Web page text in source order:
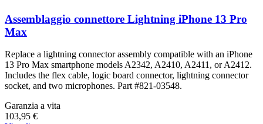
Assemblaggio connettore Lightning iPhone 13 Pro
Max
Replace a lightning connector assembly compatible with an iPhone
13 Pro Max smartphone models A2342, A2410, A2411, or A2412.
Includes the flex cable, logic board connector, lightning connector
socket, and two microphones. Part #821-03548.
Garanzia a vita
103,95 €